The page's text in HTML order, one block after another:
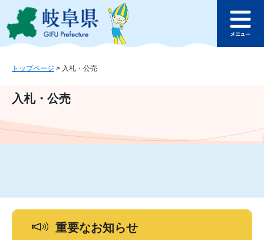
ジ
ュ
文
このページの本文へ
ュ
トップページ > 入札・公売
入札・公売
重要なお知らせ